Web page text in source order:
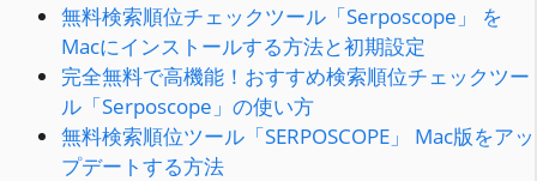
無料検索順位チェックツール「Serposcope」 を
Macにインストールする方法と初期設定
完全無料で高機能！おすすめ検索順位チェックツー
ル「Serposcope」の使い方
無料検索順位ツール「SERPOSCOPE」 Mac版をアッ
プデートする方法